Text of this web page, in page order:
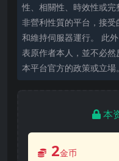
性、相關性、時效性或
非營利性質的平台，接
和維持伺服器運行。 此
表原作者本人，並不必
本平台官方的政策或立場。
本
2金币